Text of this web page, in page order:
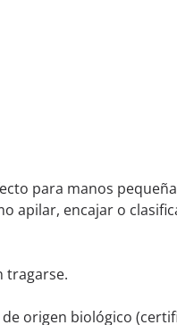
para manos
encajar o
tragarse.
origen biológico